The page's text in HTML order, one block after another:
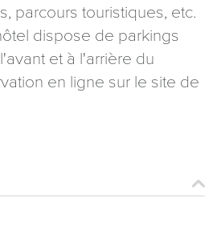
parcours touristiques, etc.
dispose de parkings
et à l'arrière du
en ligne sur le site de